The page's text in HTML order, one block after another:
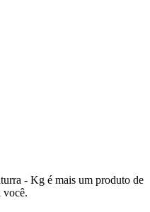
- Kg é mais um produto de
você.